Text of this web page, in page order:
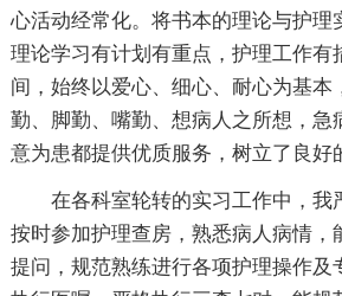
心活动经常化。将书本的理论与护理
理论学习有计划有重点，护理工作有
间，始终以爱心、细心、耐心为基本
勤、脚勤、嘴勤、想病人之所想，急
意为患都提供优质服务，树立了良好
在各科室轮转的实习工作中，我
按时参加护理查房，熟悉病人病情，
提问，规范熟练进行各项护理操作及